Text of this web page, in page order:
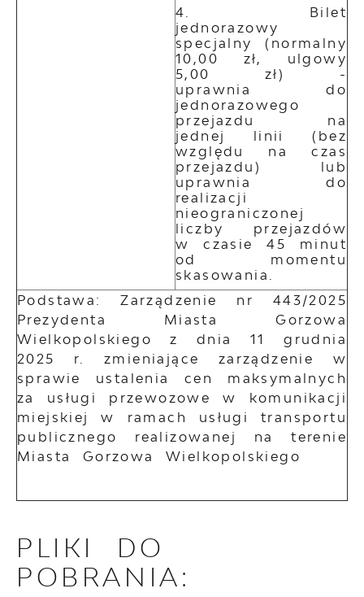
Bilet
jednorazowy
specjalny (normalny
10,00 zł, ulgowy
5,00 zł) -
uprawnia do
jednorazowego
przejazdu na
jednej linii (bez
względu na czas
przejazdu) lub
uprawnia do
realizacji
nieograniczonej
liczby przejazdów
w czasie 45 minut
od momentu
skasowania.
Podstawa: Zarządzenie nr 443/2025
Prezydenta Miasta Gorzowa
Wielkopolskiego z dnia 11 grudnia
2025 r. zmieniające zarządzenie w
sprawie ustalenia cen maksymalnych
za usługi przewozowe w komunikacji
miejskiej w ramach usługi transportu
publicznego realizowanej na terenie
Miasta Gorzowa Wielkopolskiego
PLIKI DO
POBRANIA: